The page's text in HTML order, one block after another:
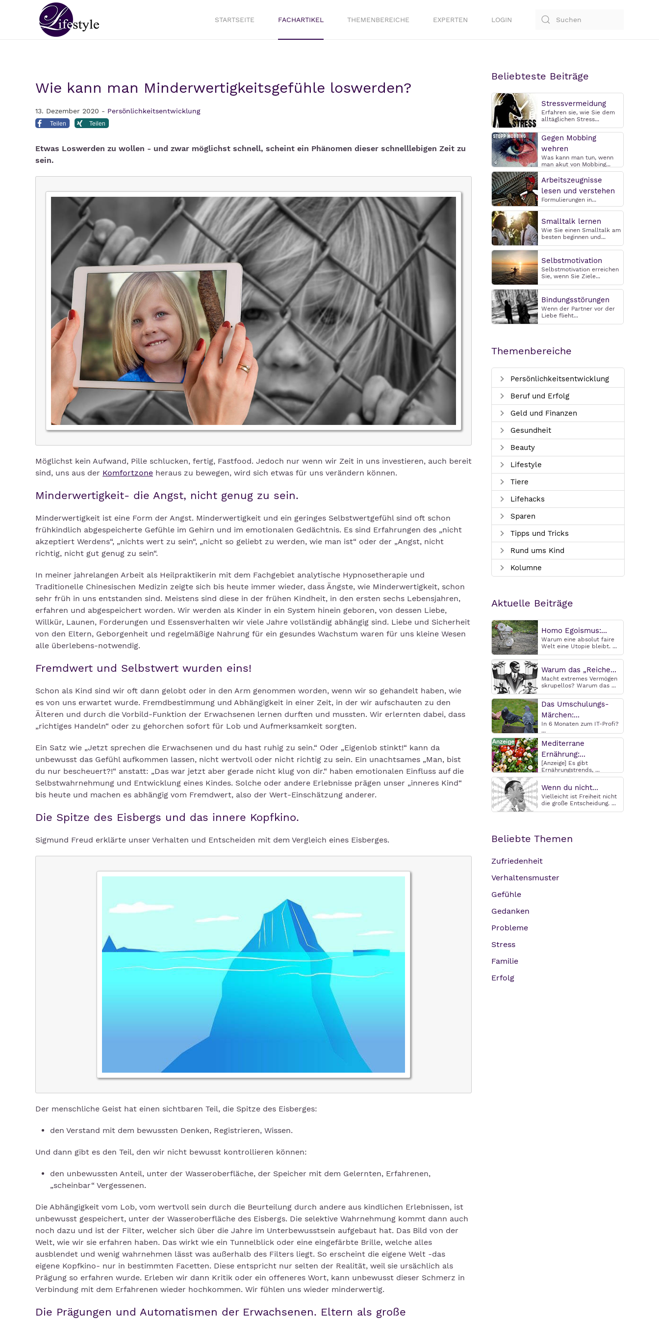
STARTSEITE FACHARTIKEL THEMENBEREICHE EXPERTEN LOGIN
Wie kann man Minderwertigkeitsgefühle loswerden?
13. Dezember 2020 - Persönlichkeitsentwicklung
Teilen Teilen
Etwas Loswerden zu wollen - und zwar möglichst schnell, scheint ein Phänomen dieser schnelllebigen Zeit zu
sein.
Möglichst kein Aufwand, Pille schlucken, fertig, Fastfood. Jedoch nur wenn wir Zeit in uns investieren, auch bereit
sind, uns aus der Komfortzone heraus zu bewegen, wird sich etwas für uns verändern können.
Minderwertigkeit- die Angst, nicht genug zu sein.
Minderwertigkeit ist eine Form der Angst. Minderwertigkeit und ein geringes Selbstwertgefühl sind oft schon
frühkindlich abgespeicherte Gefühle im Gehirn und im emotionalen Gedächtnis. Es sind Erfahrungen des „nicht
akzeptiert Werdens“, „nichts wert zu sein“, „nicht so geliebt zu werden, wie man ist“ oder der „Angst, nicht
richtig, nicht gut genug zu sein“.
In meiner jahrelangen Arbeit als Heilpraktikerin mit dem Fachgebiet analytische Hypnosetherapie und
Traditionelle Chinesischen Medizin zeigte sich bis heute immer wieder, dass Ängste, wie Minderwertigkeit, schon
sehr früh in uns entstanden sind. Meistens sind diese in der frühen Kindheit, in den ersten sechs Lebensjahren,
erfahren und abgespeichert worden. Wir werden als Kinder in ein System hinein geboren, von dessen Liebe,
Willkür, Launen, Forderungen und Essensverhalten wir viele Jahre vollständig abhängig sind. Liebe und Sicherheit
von den Eltern, Geborgenheit und regelmäßige Nahrung für ein gesundes Wachstum waren für uns kleine Wesen
alle überlebens-notwendig.
Fremdwert und Selbstwert wurden eins!
Schon als Kind sind wir oft dann gelobt oder in den Arm genommen worden, wenn wir so gehandelt haben, wie
es von uns erwartet wurde. Fremdbestimmung und Abhängigkeit in einer Zeit, in der wir aufschauten zu den
Älteren und durch die Vorbild-Funktion der Erwachsenen lernen durften und mussten. Wir erlernten dabei, dass
„richtiges Handeln“ oder zu gehorchen sofort für Lob und Aufmerksamkeit sorgten.
Ein Satz wie „Jetzt sprechen die Erwachsenen und du hast ruhig zu sein.“ Oder „Eigenlob stinkt!“ kann da
unbewusst das Gefühl aufkommen lassen, nicht wertvoll oder nicht richtig zu sein. Ein unachtsames „Man, bist
du nur bescheuert?!“ anstatt: „Das war jetzt aber gerade nicht klug von dir.“ haben emotionalen Einfluss auf die
Selbstwahrnehmung und Entwicklung eines Kindes. Solche oder andere Erlebnisse prägen unser „inneres Kind“
bis heute und machen es abhängig vom Fremdwert, also der Wert-Einschätzung anderer.
Die Spitze des Eisbergs und das innere Kopfkino.
Sigmund Freud erklärte unser Verhalten und Entscheiden mit dem Vergleich eines Eisberges.
Der menschliche Geist hat einen sichtbaren Teil, die Spitze des Eisberges:
den Verstand mit dem bewussten Denken, Registrieren, Wissen.
Und dann gibt es den Teil, den wir nicht bewusst kontrollieren können:
den unbewussten Anteil, unter der Wasseroberfläche, der Speicher mit dem Gelernten, Erfahrenen,
„scheinbar“ Vergessenen.
Die Abhängigkeit vom Lob, vom wertvoll sein durch die Beurteilung durch andere aus kindlichen Erlebnissen, ist
unbewusst gespeichert, unter der Wasseroberfläche des Eisbergs. Die selektive Wahrnehmung kommt dann auch
noch dazu und ist der Filter, welcher sich über die Jahre im Unterbewusstsein aufgebaut hat. Das Bild von der
Welt, wie wir sie erfahren haben. Das wirkt wie ein Tunnelblick oder eine eingefärbte Brille, welche alles
ausblendet und wenig wahrnehmen lässt was außerhalb des Filters liegt. So erscheint die eigene Welt -das
eigene Kopfkino- nur in bestimmten Facetten. Diese entspricht nur selten der Realität, weil sie ursächlich als
Prägung so erfahren wurde. Erleben wir dann Kritik oder ein offeneres Wort, kann unbewusst dieser Schmerz in
Verbindung mit dem Erfahrenen wieder hochkommen. Wir fühlen uns wieder minderwertig.
Die Prägungen und Automatismen der Erwachsenen. Eltern als große
Beliebteste Beiträge
Stressvermeidung
Erfahren sie, wie Sie dem
alltäglichen Stress...
Gegen Mobbing
wehren
Was kann man tun, wenn
man akut von Mobbing...
Arbeitszeugnisse
lesen und verstehen
Formulierungen in...
Smalltalk lernen
Wie Sie einen Smalltalk am
besten beginnen und...
Selbstmotivation
Selbstmotivation erreichen
Sie, wenn Sie Ziele...
Bindungsstörungen
Wenn der Partner vor der
Liebe flieht...
Themenbereiche
Persönlichkeitsentwicklung
Beruf und Erfolg
Geld und Finanzen
Gesundheit
Beauty
Lifestyle
Tiere
Lifehacks
Sparen
Tipps und Tricks
Rund ums Kind
Kolumne
Aktuelle Beiträge
Homo Egoismus:...
Warum eine absolut faire
Welt eine Utopie bleibt. ...
Warum das „Reiche...
Macht extremes Vermögen
skrupellos? Warum das ...
Das Umschulungs-
Märchen:...
In 6 Monaten zum IT-Profi?
...
Mediterrane
Ernährung:...
[Anzeige] Es gibt
Ernährungstrends, ...
Wenn du nicht...
Vielleicht ist Freiheit nicht
die große Entscheidung. ...
Beliebte Themen
Zufriedenheit
Verhaltensmuster
Gefühle
Gedanken
Probleme
Stress
Familie
Erfolg